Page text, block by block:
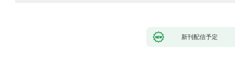
新刊配信予定